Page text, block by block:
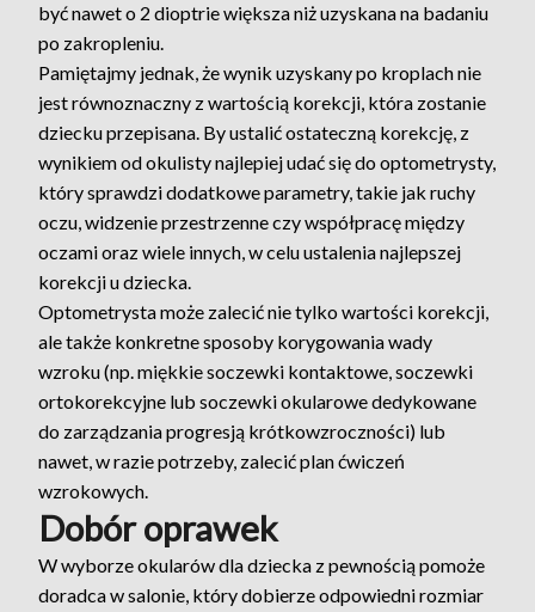
być nawet o 2 dioptrie większa niż uzyskana na badaniu
po zakropleniu.
Pamiętajmy jednak, że wynik uzyskany po kroplach nie
jest równoznaczny z wartością korekcji, która zostanie
dziecku przepisana. By ustalić ostateczną korekcję, z
wynikiem od okulisty najlepiej udać się do optometrysty,
który sprawdzi dodatkowe parametry, takie jak ruchy
oczu, widzenie przestrzenne czy współpracę między
oczami oraz wiele innych, w celu ustalenia najlepszej
korekcji u dziecka.
Optometrysta może zalecić nie tylko wartości korekcji,
ale także konkretne sposoby korygowania wady
wzroku (np. miękkie soczewki kontaktowe, soczewki
ortokorekcyjne lub soczewki okularowe dedykowane
do zarządzania progresją krótkowzroczności) lub
nawet, w razie potrzeby, zalecić plan ćwiczeń
wzrokowych.
Dobór oprawek
W wyborze okularów dla dziecka z pewnością pomoże
doradca w salonie, który dobierze odpowiedni rozmiar